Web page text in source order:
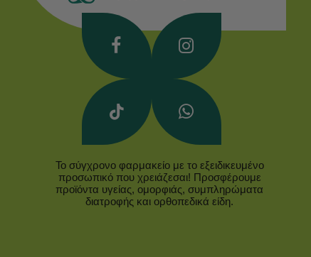
Το σύγχρονο φαρμακείο με το εξειδικευμένο
προσωπικό που χρειάζεσαι! Προσφέρουμε
προϊόντα υγείας, ομορφιάς, συμπληρώματα
διατροφής και ορθοπεδικά είδη.